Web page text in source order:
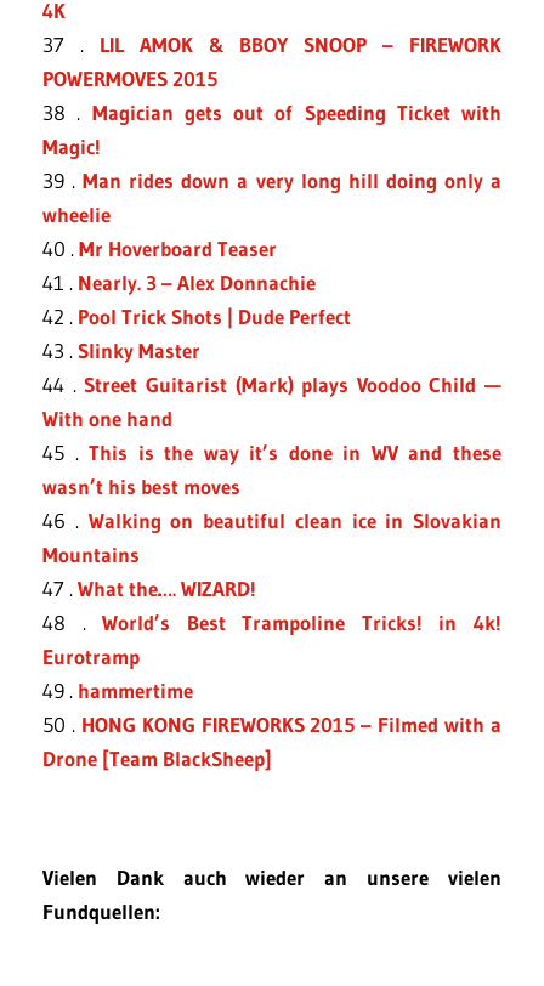
4K
37 . LIL AMOK & BBOY SNOOP – FIREWORK
POWERMOVES 2015
38 . Magician gets out of Speeding Ticket with
Magic!
39 .Man rides down a very long hill doing only a
wheelie
40 .Mr Hoverboard Teaser
41 . Nearly. 3 – Alex Donnachie
42 . Pool Trick Shots | Dude Perfect
43 .Slinky Master
44 .Street Guitarist (Mark) plays Voodoo Child —
With one hand
45 .This is the way it’s done in WV and these
wasn’t his best moves
46 . Walking on beautiful clean ice in Slovakian
Mountains
47 .What the…. WIZARD!
48 .World’s Best Trampoline Tricks! in 4k!
Eurotramp
49 . hammertime
50 . HONG KONG FIREWORKS 2015 – Filmed with a
Drone [Team BlackSheep]
Vielen Dank auch wieder an unsere vielen
Fundquellen: